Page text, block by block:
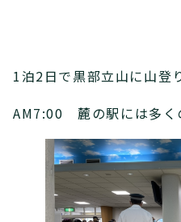
1泊2日で黒部立山に山登
AM7:00 麓の駅には多く